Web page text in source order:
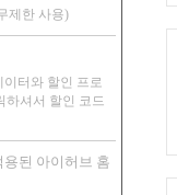
제한 사용)
터와 할인 프로
하셔서 할인 코드
된 아이허브 홈